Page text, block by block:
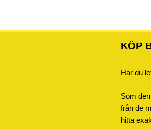
KÖP
Har du
Som
från de
hitta